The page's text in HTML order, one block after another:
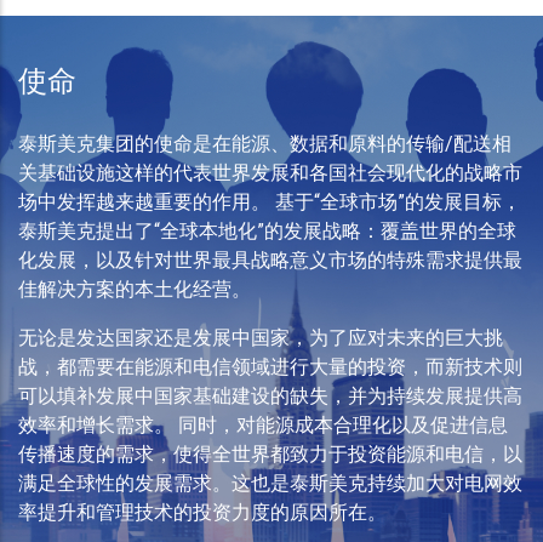
使命
泰斯美克集团的使命是在能源、数据和原料的传输/配送相
关基础设施这样的代表世界发展和各国社会现代化的战略市
场中发挥越来越重要的作用。 基于“全球市场”的发展目标，
泰斯美克提出了“全球本地化”的发展战略：覆盖世界的全球
化发展，以及针对世界最具战略意义市场的特殊需求提供最
佳解决方案的本土化经营。
无论是发达国家还是发展中国家，为了应对未来的巨大挑
战，都需要在能源和电信领域进行大量的投资，而新技术则
可以填补发展中国家基础建设的缺失，并为持续发展提供高
效率和增长需求。 同时，对能源成本合理化以及促进信息
传播速度的需求，使得全世界都致力于投资能源和电信，以
满足全球性的发展需求。这也是泰斯美克持续加大对电网效
率提升和管理技术的投资力度的原因所在。